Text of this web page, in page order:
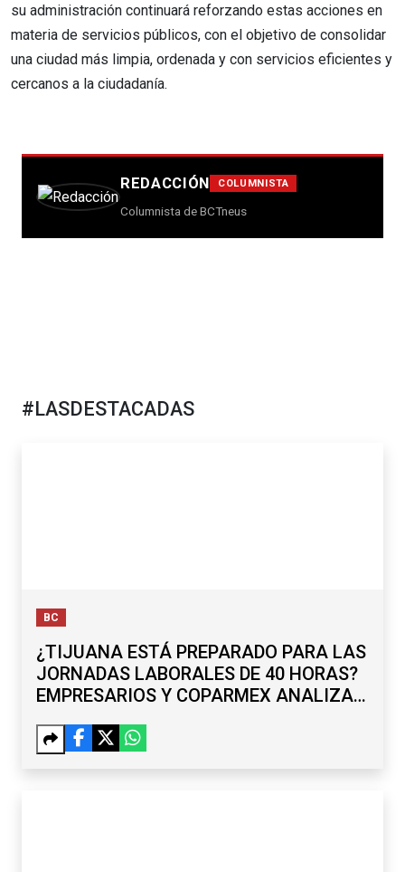
su administración continuará reforzando estas acciones en
materia de servicios públicos, con el objetivo de consolidar
una ciudad más limpia, ordenada y con servicios eficientes y
cercanos a la ciudadanía.
REDACCIÓN COLUMNISTA
Columnista de BCTneus
#LASDESTACADAS
BC
¿TIJUANA ESTÁ PREPARADO PARA LAS
JORNADAS LABORALES DE 40 HORAS?
EMPRESARIOS Y COPARMEX ANALIZAN